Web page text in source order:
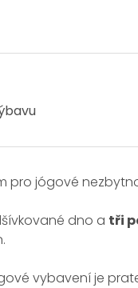
pro jógové
dno a tři
vybavení je